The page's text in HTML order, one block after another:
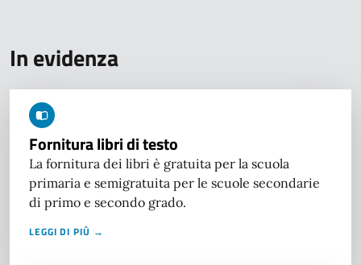
In evidenza
Fornitura libri di testo
La fornitura dei libri è gratuita per la scuola
primaria e semigratuita per le scuole secondarie
di primo e secondo grado.
LEGGI DI PIÙ →